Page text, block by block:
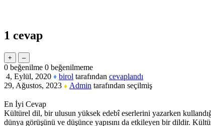
1 cevap
0 beğenilme 0 beğenilmeme
4, Eylül, 2020 ♦ birol tarafından cevaplandı
29, Ağustos, 2023 ♦ Admin tarafından seçilmiş
En İyi Cevap
Kültürel dil, bir ulusun yüksek edebî eserlerini yazarken
dünya görüşünü ve düşünce yapısını da etkileyen bir dildir.